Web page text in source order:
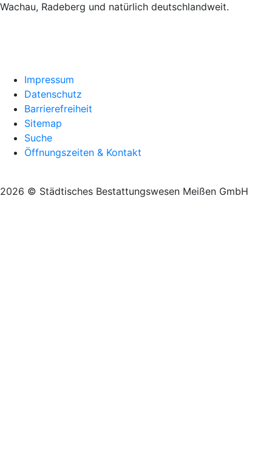
Wachau, Radeberg und natürlich deutschlandweit.
Impressum
Datenschutz
Barrierefreiheit
Sitemap
Suche
Öffnungszeiten & Kontakt
2026 © Städtisches Bestattungswesen Meißen GmbH